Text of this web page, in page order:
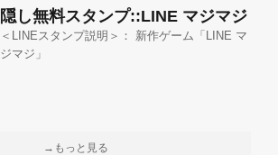
隠し無料スタンプ::LINE マジマジ
＜LINEスタンプ説明＞： 新作ゲーム「LINE マ
ジマジ」
→もっと見る